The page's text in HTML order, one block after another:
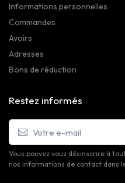
Informations personnelles
Commandes
Avoirs
Adresses
Bons de réduction
Restez informés
Vous pouvez vous désinscrire à
nos informations de contact dans